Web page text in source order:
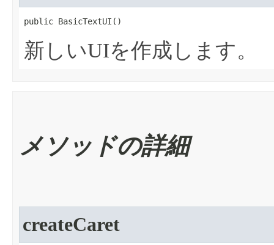
public BasicTextUI​()
新しいUIを作成します。
メソッドの詳細
createCaret